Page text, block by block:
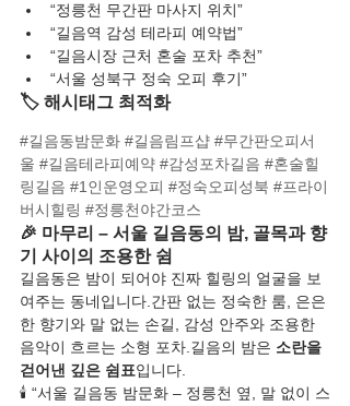
“정릉천 무간판 마사지 위치”
“길음역 감성 테라피 예약법”
“길음시장 근처 혼술 포차 추천”
“서울 성북구 정숙 오피 후기”
🏷️ 해시태그 최적화
#길음동밤문화 #길음림프샵 #무간판오피서
울 #길음테라피예약 #감성포차길음 #혼술힐
링길음 #1인운영오피 #정숙오피성북 #프라이
버시힐링 #정릉천야간코스
🎉 마무리 – 서울 길음동의 밤, 골목과 향
기 사이의 조용한 쉼
길음동은 밤이 되어야 진짜 힐링의 얼굴을 보
여주는 동네입니다.간판 없는 정숙한 룸, 은은
한 향기와 말 없는 손길, 감성 안주와 조용한
음악이 흐르는 소형 포차.길음의 밤은 소란을
걷어낸 깊은 쉼표입니다.
🕯️ “서울 길음동 밤문화 – 정릉천 옆, 말 없이 스